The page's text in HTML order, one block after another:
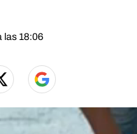
las 18:06